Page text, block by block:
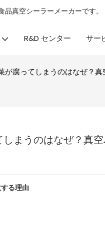
品真空シーラーメーカーです。
R&D センター サー
が腐ってしまうのはなぜ？
まうのはなぜ？真
る理由